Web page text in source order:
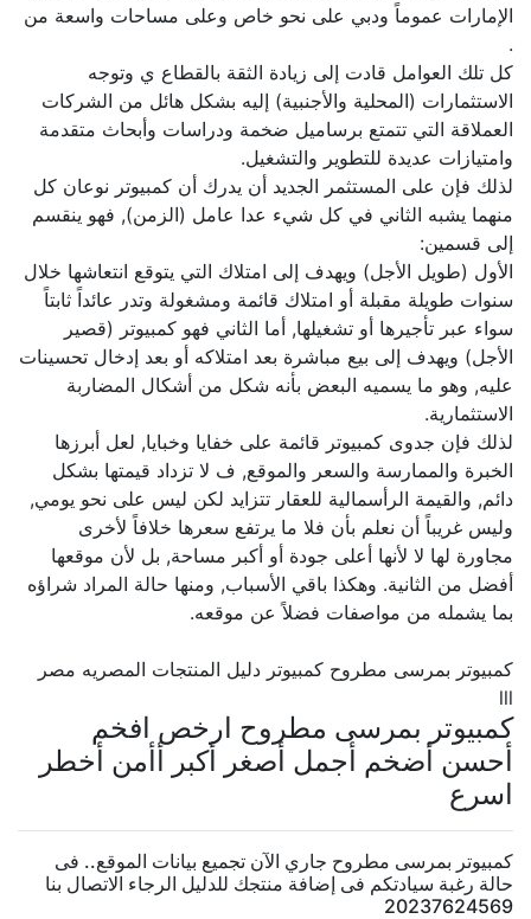
الإمارات عموماً ودبي على نحو خاص وعلى مساحات واسعة من
كل تلك العوامل قادت إلى زيادة الثقة بالقطاع ي وتوجه
الاستثمارات (المحلية والأجنبية) إليه بشكل هائل من الشركات
العملاقة التي تتمتع برساميل ضخمة ودراسات وأبحاث متقدمة
وامتيازات عديدة للتطوير والتشغيل.
لذلك فإن على المستثمر الجديد أن يدرك أن كمبيوتر نوعان كل
منهما يشبه الثاني في كل شيء عدا عامل (الزمن), فهو ينقسم
إلى قسمين:
الأول (طويل الأجل) ويهدف إلى امتلاك التي يتوقع انتعاشها خلال
سنوات طويلة مقبلة أو امتلاك قائمة ومشغولة وتدر عائداً ثابتاً
سواء عبر تأجيرها أو تشغيلها, أما الثاني فهو كمبيوتر (قصير
الأجل) ويهدف إلى بيع مباشرة بعد امتلاكه أو بعد إدخال تحسينات
عليه, وهو ما يسميه البعض بأنه شكل من أشكال المضاربة
الاستثمارية.
لذلك فإن جدوى كمبيوتر قائمة على خفايا وخبايا, لعل أبرزها
الخبرة والممارسة والسعر والموقع, ف لا تزداد قيمتها بشكل
دائم, والقيمة الرأسمالية للعقار تتزايد لكن ليس على نحو يومي,
وليس غريباً أن نعلم بأن فلا ما يرتفع سعرها خلافاً لأخرى
مجاورة لها لا لأنها أعلى جودة أو أكبر مساحة, بل لأن موقعها
أفضل من الثانية. وهكذا باقي الأسباب, ومنها حالة المراد شراؤه
بما يشمله من مواصفات فضلاً عن موقعه.
كمبيوتر بمرسى مطروح كمبيوتر دليل المنتجات المصريه مصر
كمبيوتر بمرسى مطروح ارخص افخم
أحسن أضخم أجمل أصغر أكبر أأمن أخطر
اسرع
كمبيوتر بمرسى مطروح جاري الآن تجميع بيانات الموقع.. فى
حالة رغبة سيادتكم فى إضافة منتجك للدليل الرجاء الاتصال بنا
20237624569